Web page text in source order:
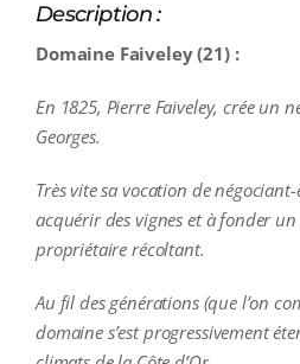
Description :
Domaine Faiveley (21) :
En 1825, Pierre Faiveley, crée un
Georges.
Très vite sa vocation de
acquérir des vignes et à fonder
propriétaire récoltant.
Au fil des générations (que l’on
domaine s’est progressivement